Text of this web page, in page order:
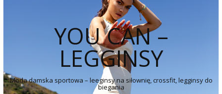
YOU CAN –
LEGGINSY
Moda damska sportowa – leeginsy na siłownię, crossfit, legginsy do
biegania